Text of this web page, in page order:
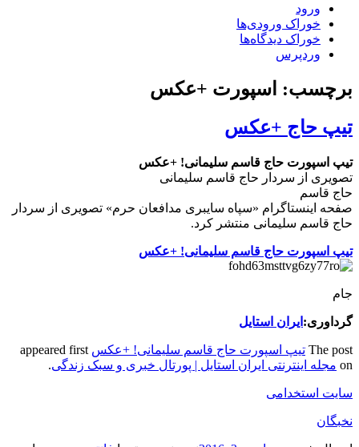
ورود
خوراک ورودی‌ها
خوراک دیدگاه‌ها
وردپرس
برچسب: اسپورت +عکس
تیپ حاج +عکس
تیپ اسپورت حاج قاسم سلیمانی! +عکس
تصویری از سردار حاج قاسم سلیمانی
حاج قاسم
صفحه اینستاگرام «سپاه سایبری مدافعان حرم» تصویری از سردار
حاج قاسم سلیمانی منتشر کرد.
تیپ اسپورت حاج قاسم سلیمانی! +عکس
جام
گرداوری: ایران استایل
The post تیپ اسپورت حاج قاسم سلیمانی! +عکس appeared first
on مجله اینترنتی ایران استایل | پورتال خبری و سبک زندگی.
سایت استخدامی
نخبگان